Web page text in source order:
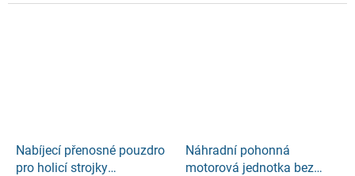
Nabíjecí přenosné pouzdro
pro holicí strojky
Náhradní pohonná
motorová jednotka bez